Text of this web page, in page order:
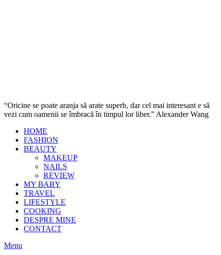
“Oricine se poate aranja să arate superb, dar cel mai interesant e să
vezi cum oamenii se îmbracă în timpul lor liber.” Alexander Wang
HOME
FASHION
BEAUTY
MAKEUP
NAILS
REVIEW
MY BABY
TRAVEL
LIFESTYLE
COOKING
DESPRE MINE
CONTACT
Menu